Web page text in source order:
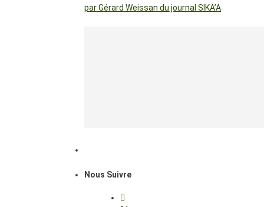
par Gérard Weissan du journal SIKA’A
Nous Suivre